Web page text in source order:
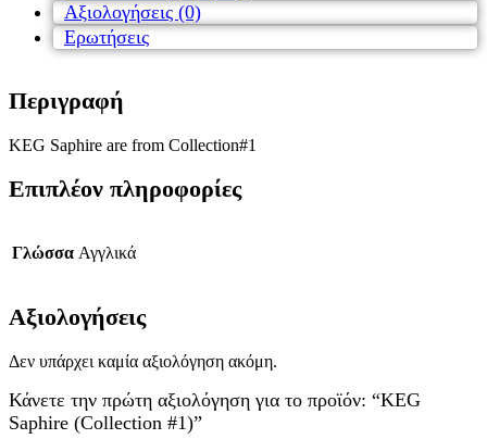
Αξιολογήσεις (0)
Ερωτήσεις
Περιγραφή
KEG Saphire are from Collection#1
Επιπλέον πληροφορίες
Γλώσσα Αγγλικά
Αξιολογήσεις
Δεν υπάρχει καμία αξιολόγηση ακόμη.
Κάνετε την πρώτη αξιολόγηση για το προϊόν: “KEG
Saphire (Collection #1)”